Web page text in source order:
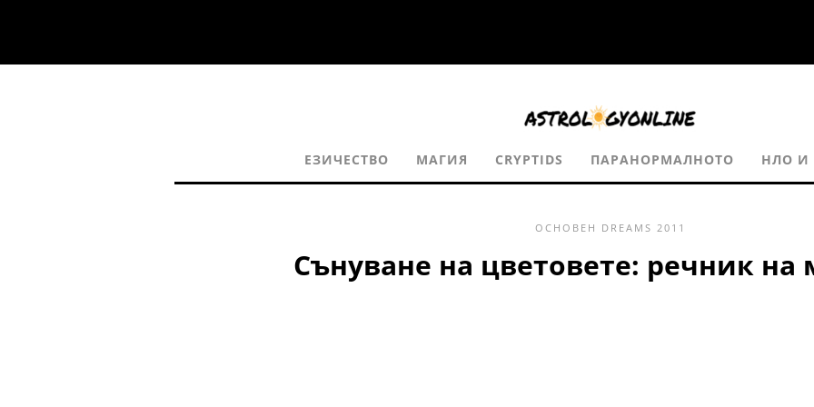
ЕЗИЧЕСТВО МАГИЯ CRYPTIDS ПАРАНОРМАЛНОТО НЛО И
ОСНОВЕН DREAMS 2011
Сънуване на цветовете: речник на